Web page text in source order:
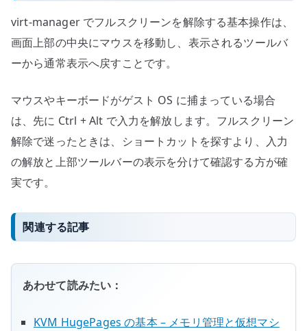
virt-manager でフルスクリーンを解除する基本操作は、
画面上部の中央にマウスを移動し、表示されるツールバ
ーから通常表示へ戻すことです。
マウスやキーボードがゲスト OS に捕まっている場合
は、先に Ctrl + Alt で入力を解放します。フルスクリーン
解除で迷ったときは、ショートカットを探すより、入力
の解放と上部ツールバーの表示を分けて確認する方が確
実です。
関連する記事
あわせて読みたい：
KVM HugePages の基本 – メモリ管理と仮想マシ